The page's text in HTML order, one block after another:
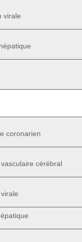
virale
coronarien
cérébral